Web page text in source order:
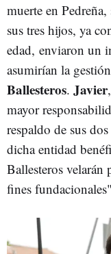
muerte en
sus tres hijos, ya
edad, enviaron un
asumirían la
Ballesteros. Javier
mayor
respaldo de sus
dicha entidad
Ballesteros
fines